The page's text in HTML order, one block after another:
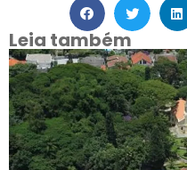
Leia também